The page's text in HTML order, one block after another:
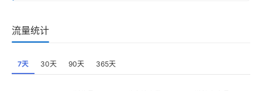
流量统计
7天 30天 90天 365天